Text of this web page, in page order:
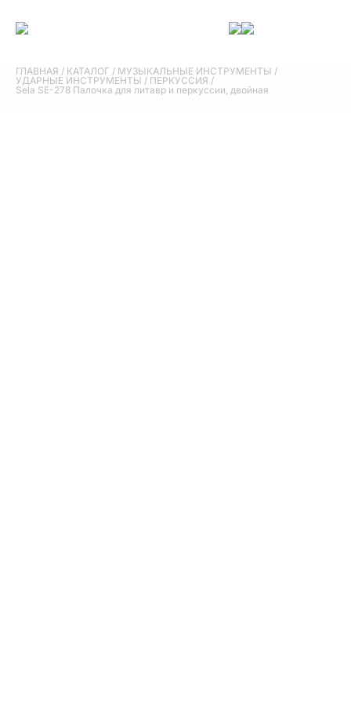
ГЛАВНАЯ / КАТАЛОГ / МУЗЫКАЛЬНЫЕ ИНСТРУМЕНТЫ /
УДАРНЫЕ ИНСТРУМЕНТЫ / ПЕРКУССИЯ /
Sela SE-278 Палочка для литавр и перкуссии, двойная